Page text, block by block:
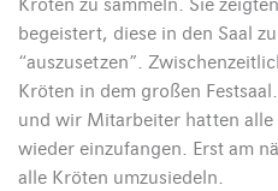
Kröten zu sammeln. Sie
begeistert, diese in den Saal
“auszusetzen”.
Kröten in dem großen
und wir Mitarbeiter hatten
wieder einzufangen. Erst am
alle Kröten umzusiedeln.